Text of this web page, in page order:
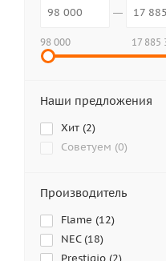
98 000 17 885
Наши предложения
Хит (2)
Советуем (0)
Производитель
Flame (12)
NEC (18)
Prestigio (2)